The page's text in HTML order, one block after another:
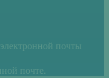
почты
почте.